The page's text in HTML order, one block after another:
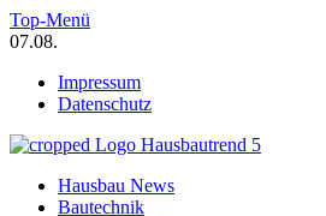
Zum
Inhalt
Top-Menü
07.08.
Impressum
Datenschutz
Hausbautrend Hausbau Trends
Hausbau, Modernisierung,
Hausbau News
Bautechnik